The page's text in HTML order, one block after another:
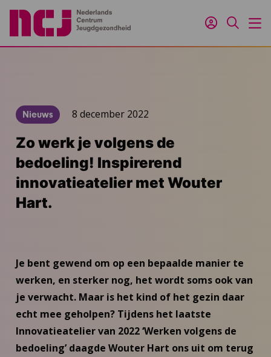
Inloggen
Zoeken
Nieuws 8 december 2022
Zo werk je volgens de
bedoeling! Inspirerend
innovatieatelier met Wouter
Hart.
Je bent gewend om op een bepaalde manier te
werken, en sterker nog, het wordt soms ook van
je verwacht. Maar is het kind of het gezin daar
echt mee geholpen? Tijdens het laatste
Innovatieatelier van 2022 ‘Werken volgens de
bedoeling’ daagde Wouter Hart ons uit om terug